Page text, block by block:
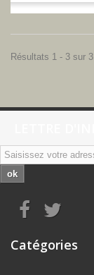
Résultats 1 - 3 sur
ok
Catégories